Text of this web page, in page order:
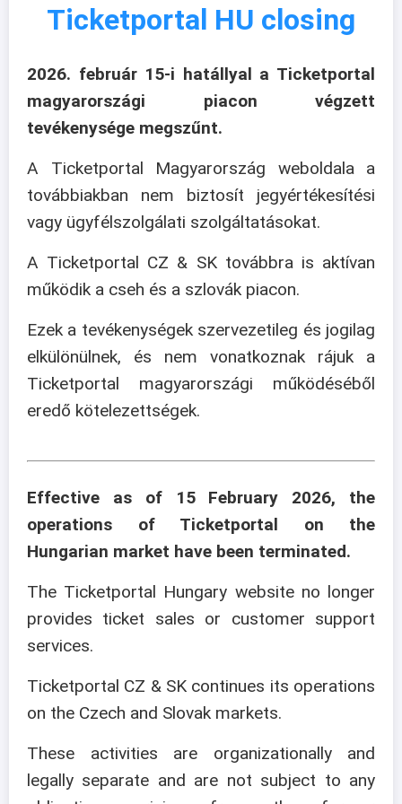
Ticketportal HU closing
2026. február 15-i hatállyal a Ticketportal
magyarországi piacon végzett
tevékenysége megszűnt.
A Ticketportal Magyarország weboldala a
továbbiakban nem biztosít jegyértékesítési
vagy ügyfélszolgálati szolgáltatásokat.
A Ticketportal CZ & SK továbbra is aktívan
működik a cseh és a szlovák piacon.
Ezek a tevékenységek szervezetileg és jogilag
elkülönülnek, és nem vonatkoznak rájuk a
Ticketportal magyarországi működéséből
eredő kötelezettségek.
Effective as of 15 February 2026, the
operations of Ticketportal on the
Hungarian market have been terminated.
The Ticketportal Hungary website no longer
provides ticket sales or customer support
services.
Ticketportal CZ & SK continues its operations
on the Czech and Slovak markets.
These activities are organizationally and
legally separate and are not subject to any